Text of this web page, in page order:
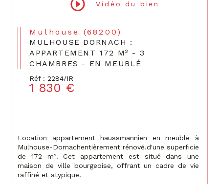
Vidéo du bien
Mulhouse (68200)
MULHOUSE DORNACH :
APPARTEMENT 172 M² - 3
CHAMBRES - EN MEUBLÉ
Réf : 2284/IR
1 830 €
Location appartement haussmannien en meublé à
Mulhouse-Dornachentièrement rénové.d'une superficie
de 172 m². Cet appartement est situé dans une
maison de ville bourgeoise, offrant un cadre de vie
raffiné et atypique.